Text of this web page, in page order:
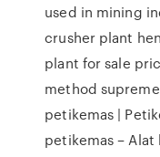
used in mining
crusher plant
plant for sale
method
petikemas |
petikemas –